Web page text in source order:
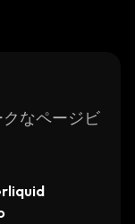
なページビ